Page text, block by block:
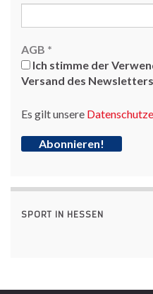
AGB *
Ich stimme der
Versand des
Es gilt unsere
SPORT IN HESSEN